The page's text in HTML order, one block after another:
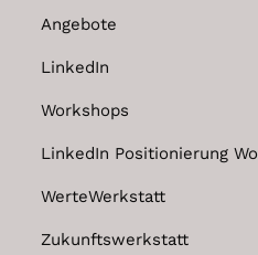
Angebote
LinkedIn
Workshops
LinkedIn Positionierung
WerteWerkstatt
Zukunftswerkstatt